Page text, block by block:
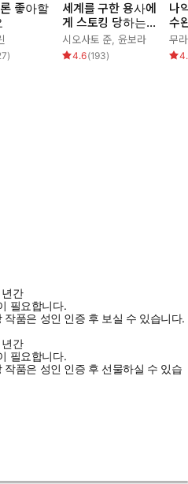
좋아할
)
세계를 구한 용사에
게 스토킹 당하는
시골 소녀 이야기
시오사토 준, 윤보라
4.6(193)
나
수
기
무
간
필요합니다.
작품은 성인 인증 후 보실 수 있습니다.
간
필요합니다.
작품은 성인 인증 후 선물하실 수 있습